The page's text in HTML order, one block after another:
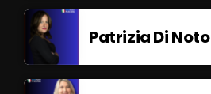
Patrizia Di Noto